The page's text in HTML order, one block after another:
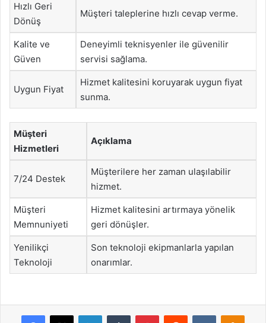
Hızlı Geri
Dönüş
Müşteri taleplerine hızlı cevap verme.
Kalite ve
Güven
Deneyimli teknisyenler ile güvenilir
servisi sağlama.
Uygun Fiyat
Hizmet kalitesini koruyarak uygun fiyat
sunma.
Müşteri
Hizmetleri
Açıklama
7/24 Destek
Müşterilere her zaman ulaşılabilir
hizmet.
Müşteri
Memnuniyeti
Hizmet kalitesini artırmaya yönelik
geri dönüşler.
Yenilikçi
Teknoloji
Son teknoloji ekipmanlarla yapılan
onarımlar.
Facebook
X LinkedInTumblr PinterestReddit VKontakte